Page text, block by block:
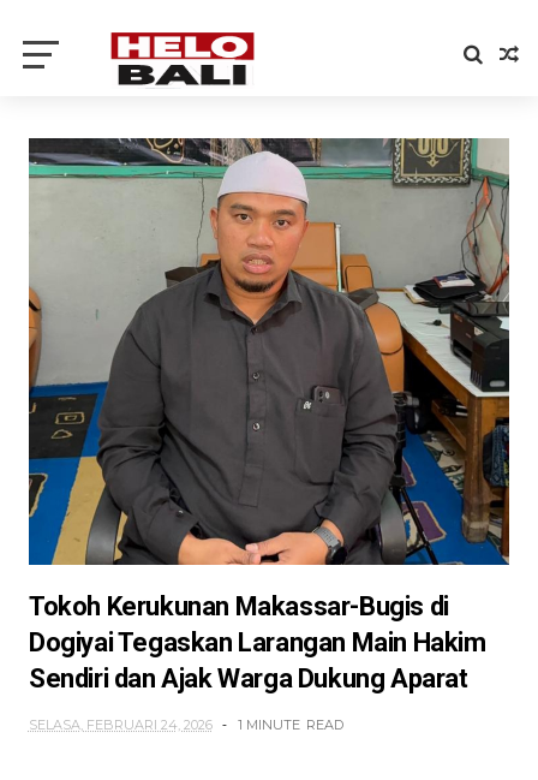
Tokoh Kerukunan Makassar-Bugis di
Dogiyai Tegaskan Larangan Main Hakim
Sendiri dan Ajak Warga Dukung Aparat
SELASA, FEBRUARI 24, 2026 1 MINUTE READ